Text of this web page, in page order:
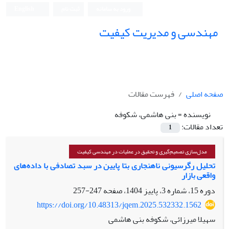
مهندسی و مدیریت کیفیت
صفحه اصلی
فهرست مقالات
نویسنده =بنی هاشمی، شکوفه
تعداد مقالات:
1
مدل‌سازی تصمیم‌گیری و تحقیق در عملیات در مهندسی کیفیت
تحلیل رگرسیونی ناهنجاری بتا پایین در سبد تصادفی با داده‌های
واقعی بازار
دوره 15، شماره 3، پاییز 1404، صفحه
247-257
https://doi.org/10.48313/jqem.2025.532332.1562
سهیلا میرزائی، شکوفه بنی هاشمی